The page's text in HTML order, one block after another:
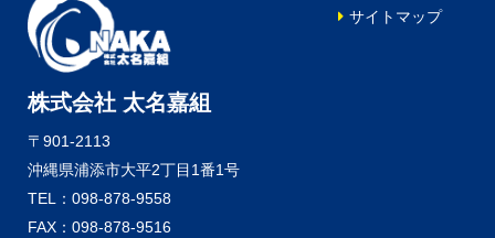
株式会社 太名嘉組
〒901-2113
沖縄県浦添市大平2丁目1番1号
TEL：098-878-9558
FAX：098-878-9516
サイトマップ